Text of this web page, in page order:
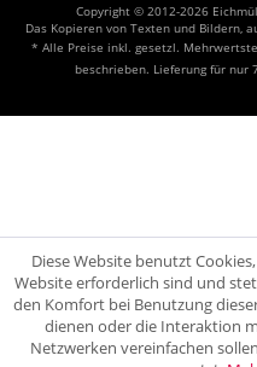
Copyright © 2012-2026
Das Kopieren von Texten und Bildern,
* Alle Preise inkl. gesetzl.
beschrieben. Lieferung für nur
Diese Website benutzt
Website erforderlich sind und
den Komfort bei Benutzung
dienen oder die Interaktion
Netzwerken vereinfachen